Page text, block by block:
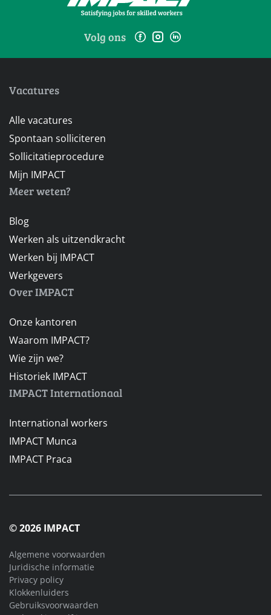
Volg ons
Vacatures
Alle vacatures
Spontaan solliciteren
Sollicitatieprocedure
Mijn IMPACT
Meer weten?
Blog
Werken als uitzendkracht
Werken bij IMPACT
Werkgevers
Over IMPACT
Onze kantoren
Waarom IMPACT?
Wie zijn we?
Historiek IMPACT
IMPACT Internationaal
International workers
IMPACT Munca
IMPACT Praca
© 2026 IMPACT
Algemene voorwaarden
Juridische informatie
Privacy policy
Klokkenluiders
Gebruiksvoorwaarden